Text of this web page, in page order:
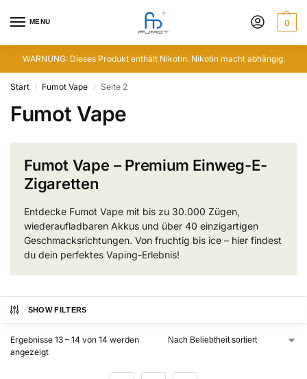
MENU 0
WARNUNG: Dieses Produkt enthält Nikotin. Nikotin macht abhängig.
Start / Fumot Vape / Seite 2
Fumot Vape
Fumot Vape – Premium Einweg-E-
Zigaretten
Entdecke Fumot Vape mit bis zu 30.000 Zügen,
wiederaufladbaren Akkus und über 40 einzigartigen
Geschmacksrichtungen. Von fruchtig bis ice – hier findest
du dein perfektes Vaping-Erlebnis!
SHOW FILTERS
Ergebnisse 13 – 14 von 14 werden
angezeigt